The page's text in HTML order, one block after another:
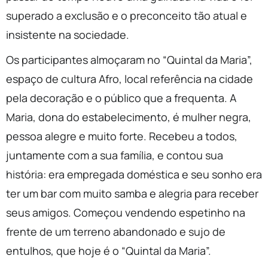
superado a exclusão e o preconceito tão atual e
insistente na sociedade.
Os participantes almoçaram no “Quintal da Maria”,
espaço de cultura Afro, local referência na cidade
pela decoração e o público que a frequenta. A
Maria, dona do estabelecimento, é mulher negra,
pessoa alegre e muito forte. Recebeu a todos,
juntamente com a sua família, e contou sua
história: era empregada doméstica e seu sonho era
ter um bar com muito samba e alegria para receber
seus amigos. Começou vendendo espetinho na
frente de um terreno abandonado e sujo de
entulhos, que hoje é o “Quintal da Maria”.